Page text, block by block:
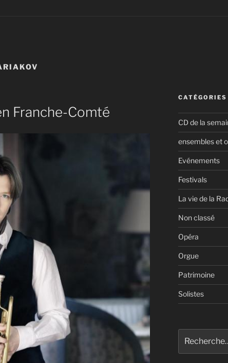
Franche-Comté
CATÉGORIES
CD de la
ensembles et
Evénements
Festivals
La vie de la
Non classé
Opéra
Orgue
Patrimoine
Solistes
pour
: